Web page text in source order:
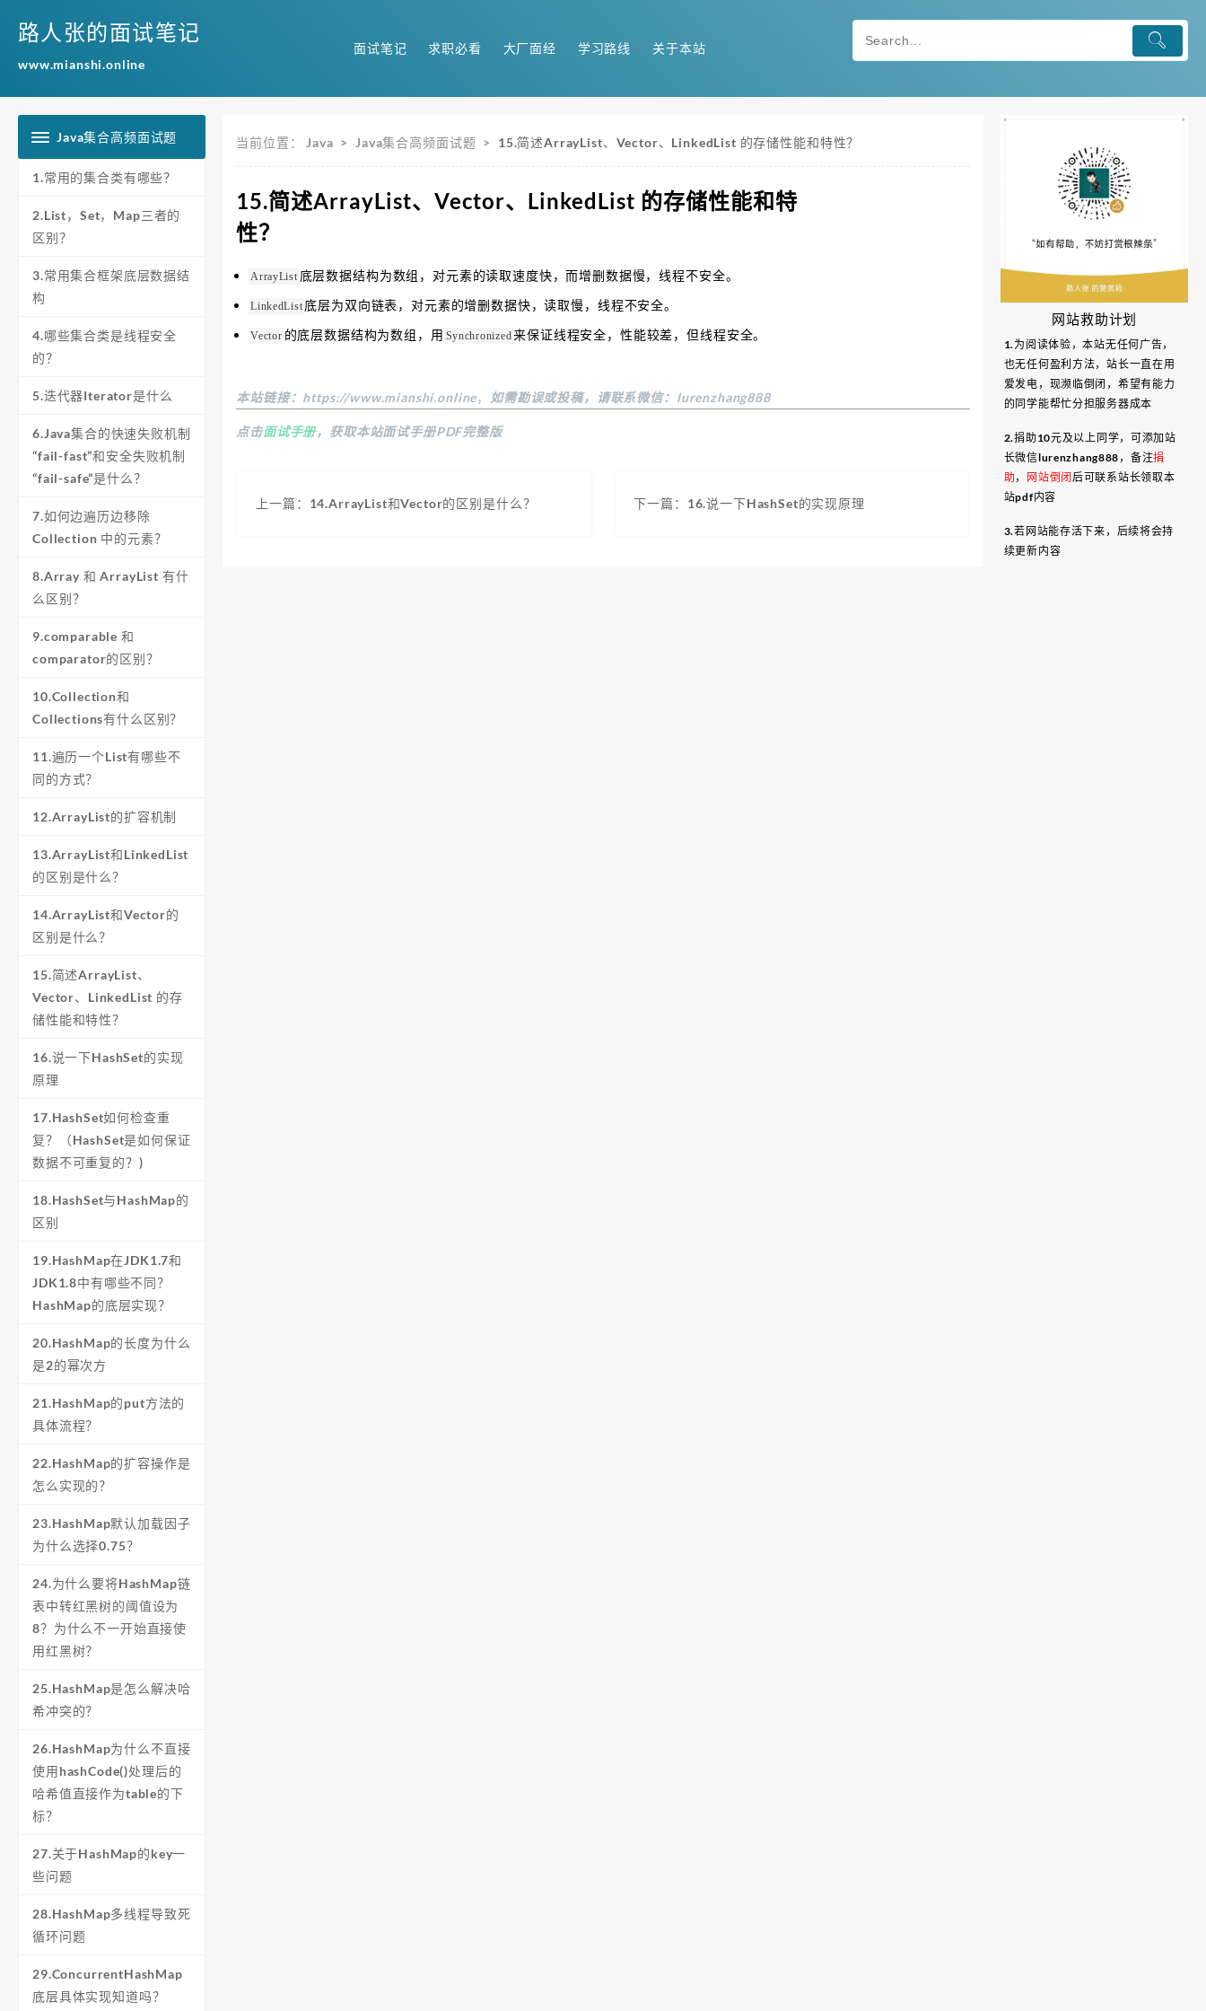
路人张的面试笔记
www.mianshi.online
面试笔记 求职必看 大厂面经 学习路线 关于本站
网站救助计划
1.为阅读体验，本站无任何广告，
也无任何盈利方法，站长一直在用
爱发电，现濒临倒闭，希望有能力
的同学能帮忙分担服务器成本
2.捐助10元及以上同学，可添加站
长微信lurenzhang888，备注捐
助， 网站倒闭 后可联系站长领取本
站pdf内容
3.若网站能存活下来，后续将会持
续更新内容
当前位置： Java > Java集合高频面试题 > 15.简述ArrayList、Vector、LinkedList 的存储性能和特性？
15.简述ArrayList、Vector、LinkedList 的存储性能和特
性？
ArrayList 底层数据结构为数组，对元素的读取速度快，而增删数据慢，线程不安全。
LinkedList 底层为双向链表，对元素的增删数据快，读取慢，线程不安全。
Vector 的底层数据结构为数组，用 Synchronized来保证线程安全，性能较差，但线程安全。
本站链接： https://www.mianshi.online， 如需勘误或投稿，请联系微信：lurenzhang888
点击面试手册，获取本站面试手册PDF完整版
上一篇：14.ArrayList和Vector的区别是什么？ 下一篇：16.说一下HashSet的实现原理
Java集合高频面试题
1.常用的集合类有哪些？
2.List，Set，Map三者的
区别？
3.常用集合框架底层数据结
构
4.哪些集合类是线程安全
的？
5.迭代器Iterator是什么
6.Java集合的快速失败机制
“fail-fast”和安全失败机制
“fail-safe”是什么？
7.如何边遍历边移除
Collection 中的元素？
8.Array 和 ArrayList 有什
么区别？
9.comparable 和
comparator的区别？
10.Collection和
Collections有什么区别？
11.遍历一个List有哪些不
同的方式？
12.ArrayList的扩容机制
13.ArrayList和LinkedList
的区别是什么？
14.ArrayList和Vector的
区别是什么？
15.简述ArrayList、
Vector、LinkedList 的存
储性能和特性？
16.说一下HashSet的实现
原理
17.HashSet如何检查重
复？（HashSet是如何保证
数据不可重复的？)
18.HashSet与HashMap的
区别
19.HashMap在JDK1.7和
JDK1.8中有哪些不同？
HashMap的底层实现？
20.HashMap的长度为什么
是2的幂次方
21.HashMap的put方法的
具体流程？
22.HashMap的扩容操作是
怎么实现的？
23.HashMap默认加载因子
为什么选择0.75？
24.为什么要将HashMap链
表中转红黑树的阈值设为
8？为什么不一开始直接使
用红黑树？
25.HashMap是怎么解决哈
希冲突的？
26.HashMap为什么不直接
使用hashCode()处理后的
哈希值直接作为table的下
标？
27.关于HashMap的key一
些问题
28.HashMap多线程导致死
循环问题
29.ConcurrentHashMap
底层具体实现知道吗？